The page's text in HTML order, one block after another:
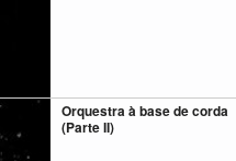
Orquestra à base de corda
(Parte II)